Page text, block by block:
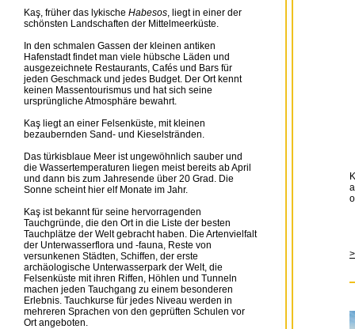
Kaş, früher das lykische Habesos, liegt in einer der
schönsten Landschaften der Mittelmeerküste.
In den schmalen Gassen der kleinen antiken
Hafenstadt findet man viele hübsche Läden und
ausgezeichnete Restaurants, Cafés und Bars für
jeden Geschmack und jedes Budget. Der Ort kennt
keinen Massentourismus und hat sich seine
ursprüngliche Atmosphäre bewahrt.
Kaş liegt an einer Felsenküste, mit kleinen
bezaubernden Sand- und Kieselstränden.
Das türkisblaue Meer ist ungewöhnlich sauber und
die Wassertemperaturen liegen meist bereits ab April
und dann bis zum Jahresende über 20 Grad. Die
Sonne scheint hier elf Monate im Jahr.
Kaş ist bekannt für seine hervorragenden
Tauchgründe, die den Ort in die Liste der besten
Tauchplätze der Welt gebracht haben. Die Artenvielfalt
der Unterwasserflora und -fauna, Reste von
versunkenen Städten, Schiffen, der erste
archäologische Unterwasserpark der Welt, die
Felsenküste mit ihren Riffen, Höhlen und Tunneln
machen jeden Tauchgang zu einem besonderen
Erlebnis. Tauchkurse für jedes Niveau werden in
mehreren Sprachen von den geprüften Schulen vor
Ort angeboten.